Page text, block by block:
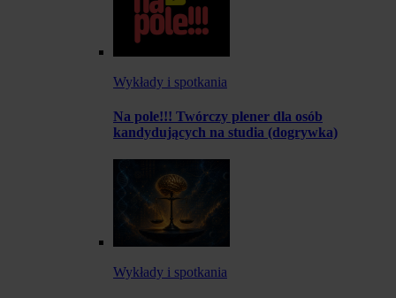
Wykłady i spotkania
Na pole!!! Twórczy plener dla osób
kandydujących na studia (dogrywka)
Wykłady i spotkania